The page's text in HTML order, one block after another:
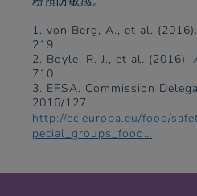
1. von Berg, A., et al. (2016).
219.
2. Boyle, R. J., et al. (2016).
710.
3. EFSA. Commission
2016/127.
http://ec.europa.eu/food/
pecial_groups_food…